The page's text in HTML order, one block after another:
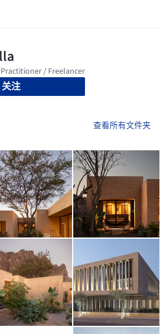
关注
查看所有文件夹